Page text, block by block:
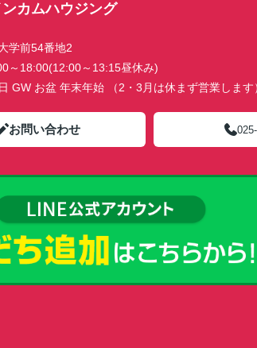
カムハウジング
学前54番地2
～18:00(12:00～13:15昼休み)
GW お盆 年末年始 （2・3月は休まず営業します
お問い合わせ